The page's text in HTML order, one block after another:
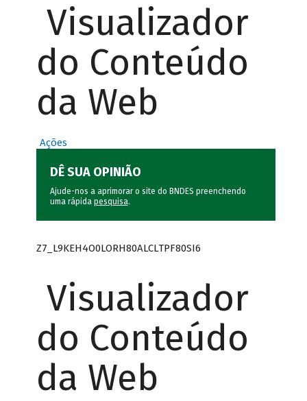
Visualizador
do Conteúdo
da Web
Ações
DÊ SUA OPINIÃO
Ajude-nos a aprimorar o site do BNDES preenchendo
uma rápida pesquisa.
Z7_L9KEH4O0LORH80ALCLTPF80SI6
Visualizador
do Conteúdo
da Web